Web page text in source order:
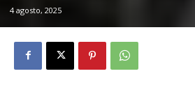
4 agosto, 2025